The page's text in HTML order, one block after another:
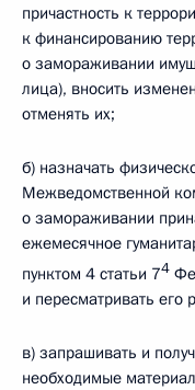
причастность к
к финансированию
о замораживании
лица), вносить
отменять их;
б) назначать
Межведомственной
о замораживании
ежемесячное
пунктом 4 статьи 74
и пересматривать его
в) запрашивать и
необходимые